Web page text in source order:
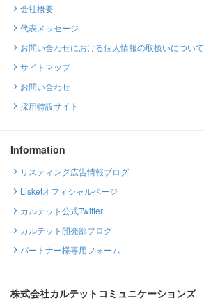
会社概要
代表メッセージ
お問い合わせにおける個人情報の取扱いについて
サイトマップ
お問い合わせ
採用特設サイト
Information
リスティング広告情報ブログ
Lisketオフィシャルページ
カルテット公式Twitter
カルテット開発部ブログ
パートナー様専用フォーム
株式会社カルテットコミュニケーションズ